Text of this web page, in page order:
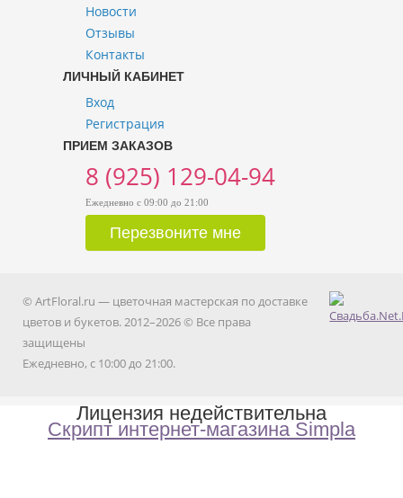
Новости
Отзывы
Контакты
ЛИЧНЫЙ КАБИНЕТ
Вход
Регистрация
ПРИЕМ ЗАКАЗОВ
8 (925) 129-04-94
Ежедневно с 09:00 до 21:00
© ArtFloral.ru — цветочная мастерская по доставке
цветов и букетов. 2012–2026 © Все права
защищены
Ежедневно, с 10:00 до 21:00.
Лицензия недействительна
Скрипт интернет-магазина Simpla